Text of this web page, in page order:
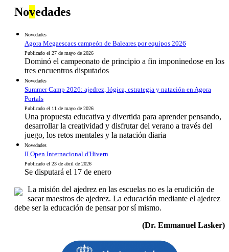
Novedades
Novedades
Agora Megaescacs campeón de Baleares por equipos 2026
Publicado el 27 de mayo de 2026
Dominó el campeonato de principio a fin imponinedose en los
tres encuentros disputados
Novedades
Summer Camp 2026: ajedrez, lógica, estrategia y natación en Agora
Portals
Publicado el 11 de mayo de 2026
Una propuesta educativa y divertida para aprender pensando,
desarrollar la creatividad y disfrutar del verano a través del
juego, los retos mentales y la natación diaria
Novedades
II Open Internacional d'Hivern
Publicado el 23 de abril de 2026
Se disputará el 17 de enero
La misión del ajedrez en las escuelas no es la erudición de
sacar maestros de ajedrez. La educación mediante el ajedrez
debe ser la educación de pensar por sí mismo.
(Dr. Emmanuel Lasker)